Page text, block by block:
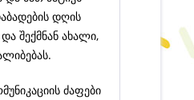
დღის
შექმნან ახალი,
ძაფები